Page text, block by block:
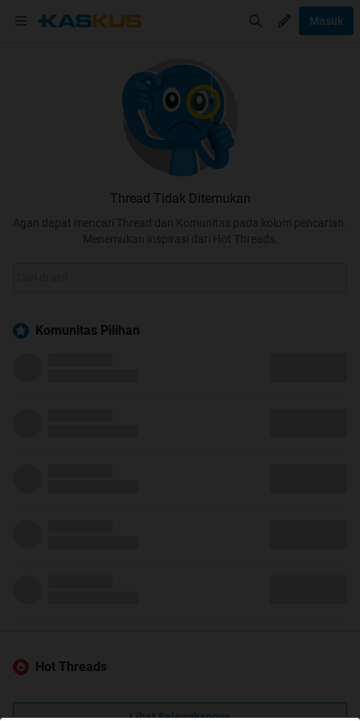
Masuk
Thread Tidak Ditemukan
Agan dapat mencari Thread dan Komunitas pada kolom pencarian.
Menemukan inspirasi dari Hot Threads.
Komunitas Pilihan
Hot Threads
Lihat Selengkapnya